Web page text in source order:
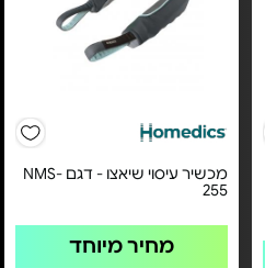
מכשיר עיסוי שיאצו - דגם NMS-
255
מחיר מיוחד